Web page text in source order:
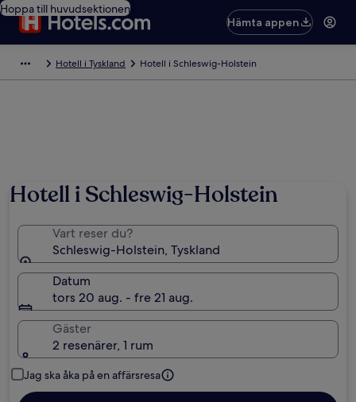
Hoppa till huvudsektionen
Hämta appen
Hotell i Tyskland Hotell i Schleswig-Holstein
Hotell i Schleswig-Holstein
Vart reser du?
Schleswig-Holstein, Tyskland
Datum
tors 20 aug. - fre 21 aug.
Gäster
2 resenärer, 1 rum
Jag ska åka på en affärsresa